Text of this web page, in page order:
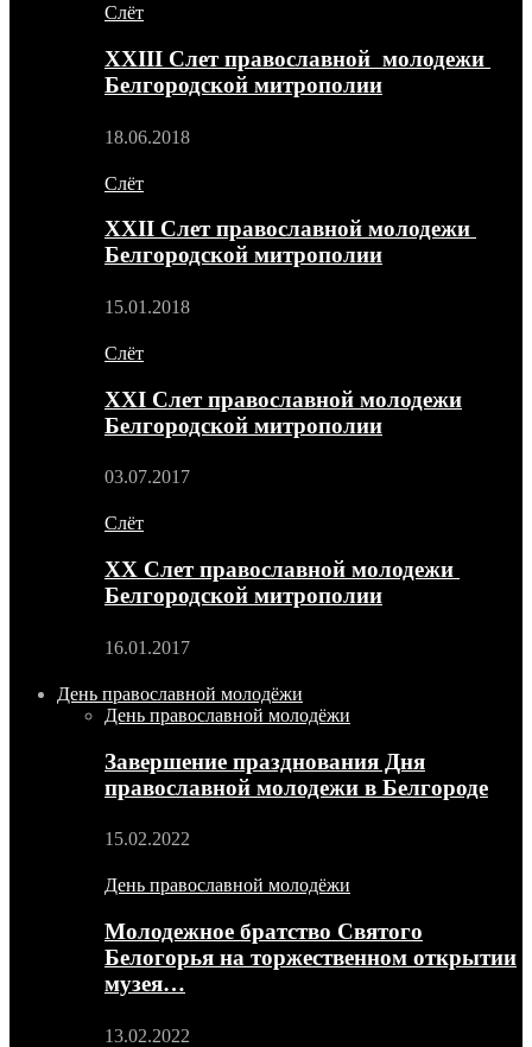
Слёт
XXIII Слет православной молодежи
Белгородской митрополии
18.06.2018
Слёт
XXII Слет православной молодежи
Белгородской митрополии
15.01.2018
Слёт
XXI Слет православной молодежи
Белгородской митрополии
03.07.2017
Слёт
XX Слет православной молодежи
Белгородской митрополии
16.01.2017
День православной молодёжи
День православной молодёжи
Завершение празднования Дня
православной молодежи в Белгороде
15.02.2022
День православной молодёжи
Молодежное братство Святого
Белогорья на торжественном открытии
музея…
13.02.2022